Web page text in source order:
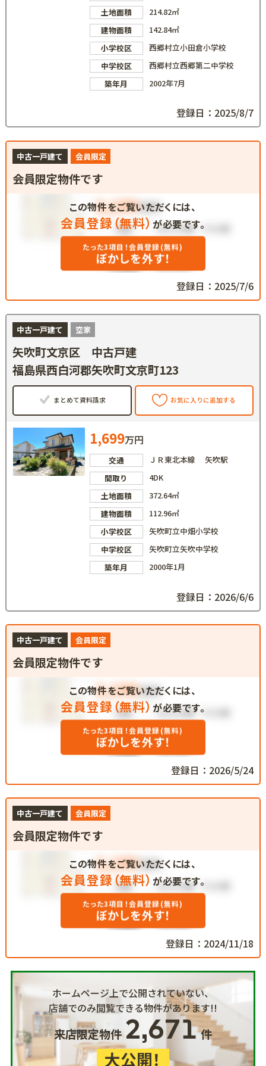
土地面積
214.82㎡
建物面積
142.84㎡
小学校区
西郷村立小田倉小学校
中学校区
西郷村立西郷第二中学校
築年月
2002年7月
登録日：2025/8/7
中古一戸建て 会員限定
会員限定物件です
この物件をご覧いただくには、
会員登録（無料） が必要です。
たった3項目！会員登録(無料)
ぼかしを外す！
登録日：2025/7/6
中古一戸建て 空家
矢吹町文京区 中古戸建
福島県西白河郡矢吹町文京町123
まとめて資料請求 お気に入りに追加する
1,699万円
交通
ＪＲ東北本線 矢吹駅
間取り
4DK
土地面積
372.64㎡
建物面積
112.96㎡
小学校区
矢吹町立中畑小学校
中学校区
矢吹町立矢吹中学校
築年月
2000年1月
登録日：2026/6/6
中古一戸建て 会員限定
会員限定物件です
この物件をご覧いただくには、
会員登録（無料） が必要です。
たった3項目！会員登録(無料)
ぼかしを外す！
登録日：2026/5/24
中古一戸建て 会員限定
会員限定物件です
この物件をご覧いただくには、
会員登録（無料） が必要です。
たった3項目！会員登録(無料)
ぼかしを外す！
登録日：2024/11/18
ホームページ上で公開されていない、
店舗でのみ閲覧できる物件があります!!
来店限定物件2,671件
大公開！